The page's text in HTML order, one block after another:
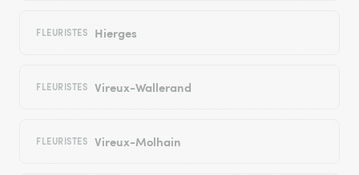
FLEURISTES Hierges
FLEURISTES Vireux-Wallerand
FLEURISTES Vireux-Molhain